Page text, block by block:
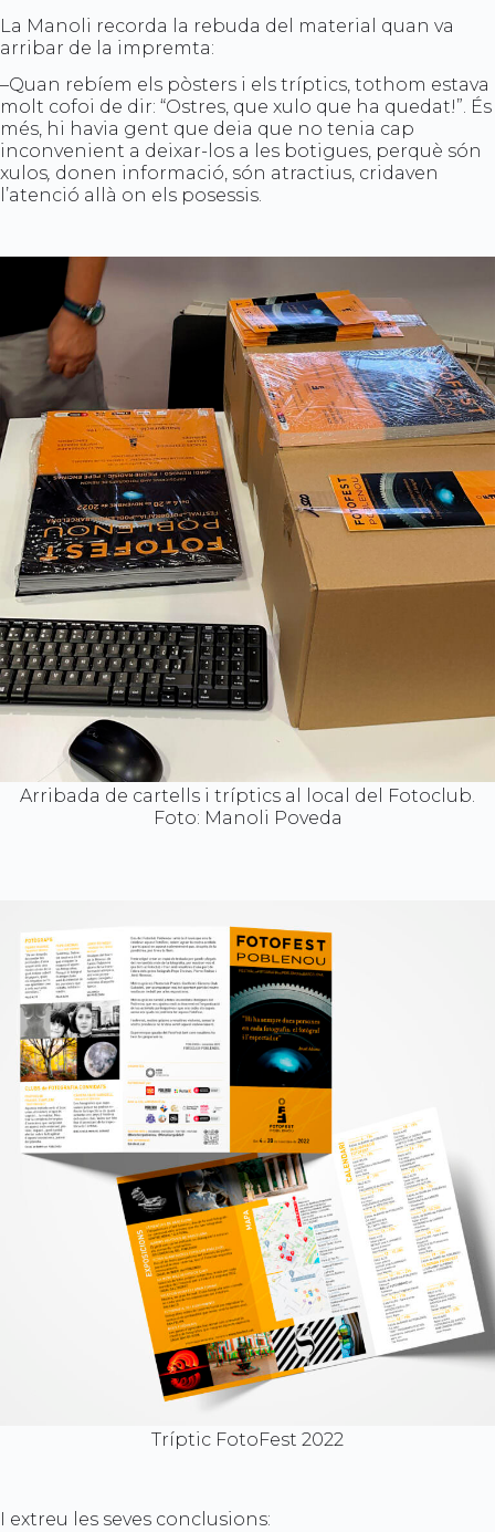
La Manoli recorda la rebuda del material quan va
arribar de la impremta:
–Quan rebíem els pòsters i els tríptics, tothom estava
molt cofoi de dir: “Ostres, que xulo que ha quedat!”. És
més, hi havia gent que deia que no tenia cap
inconvenient a deixar-los a les botigues, perquè són
xulos, donen informació, són atractius, cridaven
l’atenció allà on els posessis.
Arribada de cartells i tríptics al local del Fotoclub.
Foto: Manoli Poveda
Tríptic FotoFest 2022
I extreu les seves conclusions: